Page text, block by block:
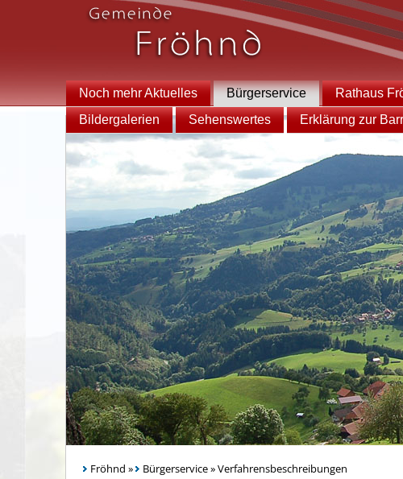
Noch mehr Aktuelles Bürgerservice Rathaus
Bildergalerien
Sehenswertes Erklärung zur
Fröhnd » Bürgerservice»Verfahrensbeschreibungen